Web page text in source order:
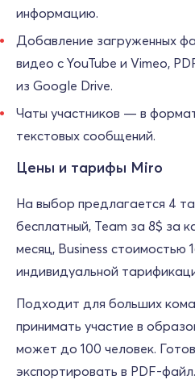
информацию.
Добавление загруженных
видео с YouTube и Vimeo,
из Google Drive.
Чаты участников — в
текстовых сообщений.
Цены и тарифы Miro
На выбор предлагается 4
бесплатный, Team за 8$ за
месяц, Business стоимостью
индивидуальной
Подходит для больших
принимать участие в
может до 100 человек.
экспортировать в PDF-файл.